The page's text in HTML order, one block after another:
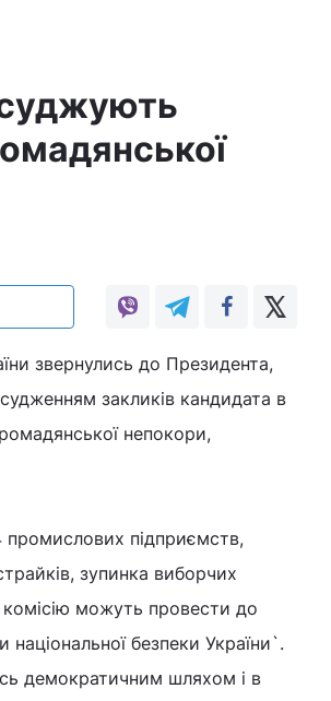
звернулись до Президента,
закликів кандидата в
непокори,
підприємств,
зупинка виборчих
можуть провести до
безпеки України`.
демократичним шляхом і в